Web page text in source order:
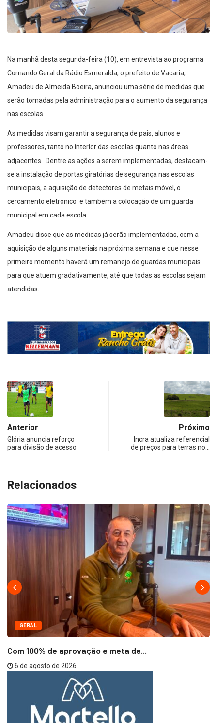
Na manhã desta segunda-feira (10), em entrevista ao programa
Comando Geral da Rádio Esmeralda, o prefeito de Vacaria,
Amadeu de Almeida Boeira, anunciou uma série de medidas que
serão tomadas pela administração para o aumento da segurança
nas escolas.
As medidas visam garantir a segurança de pais, alunos e
professores, tanto no interior das escolas quanto nas áreas
adjacentes. Dentre as ações a serem implementadas, destacam-
se a instalação de portas giratórias de segurança nas escolas
municipais, a aquisição de detectores de metais móvel, o
cercamento eletrônico e também a colocação de um guarda
municipal em cada escola.
Amadeu disse que as medidas já serão implementadas, com a
aquisição de alguns materiais na próxima semana e que nesse
primeiro momento haverá um remanejo de guardas municipais
para que atuem gradativamente, até que todas as escolas sejam
atendidas.
Anterior
Glória anuncia reforço
para divisão de acesso
Próximo
Incra atualiza referencial
de preços para terras no…
Relacionados
GERAL
Com 100% de aprovação e meta de...
6 de agosto de 2026